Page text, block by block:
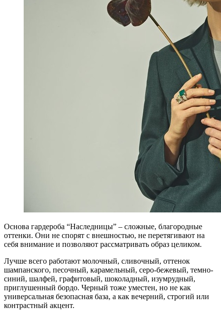
Основа гардероба “Наследницы” – сложные, благородные
оттенки. Они не спорят с внешностью, не перетягивают на
себя внимание и позволяют рассматривать образ целиком.
Лучше всего работают молочный, сливочный, оттенок
шампанского, песочный, карамельный, серо-бежевый, темно-
синий, шалфей, графитовый, шоколадный, изумрудный,
приглушенный бордо. Черный тоже уместен, но не как
универсальная безопасная база, а как вечерний, строгий или
контрастный акцент.